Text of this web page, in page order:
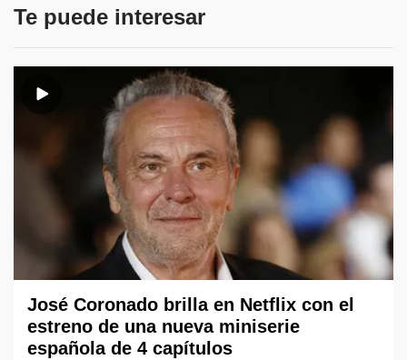
Te puede interesar
José Coronado brilla en Netflix con el
estreno de una nueva miniserie
española de 4 capítulos